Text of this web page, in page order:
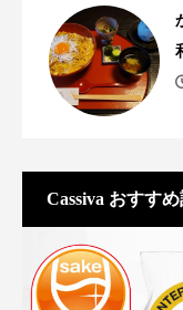
Cassiva おすす